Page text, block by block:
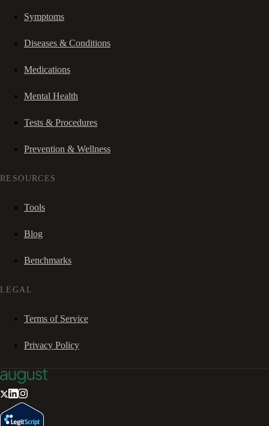
Symptoms
Diseases & Conditions
Medications
Mental Health
Tests & Procedures
Prevention & Wellness
RESOURCES
Tools
Blog
Benchmarks
LEGAL
Terms of Service
Privacy Policy